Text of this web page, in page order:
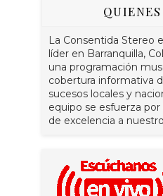
La Consentida Stereo
líder en Barranquilla,
una programación
cobertura informativa
sucesos locales y
equipo se esfuerza
de excelencia a